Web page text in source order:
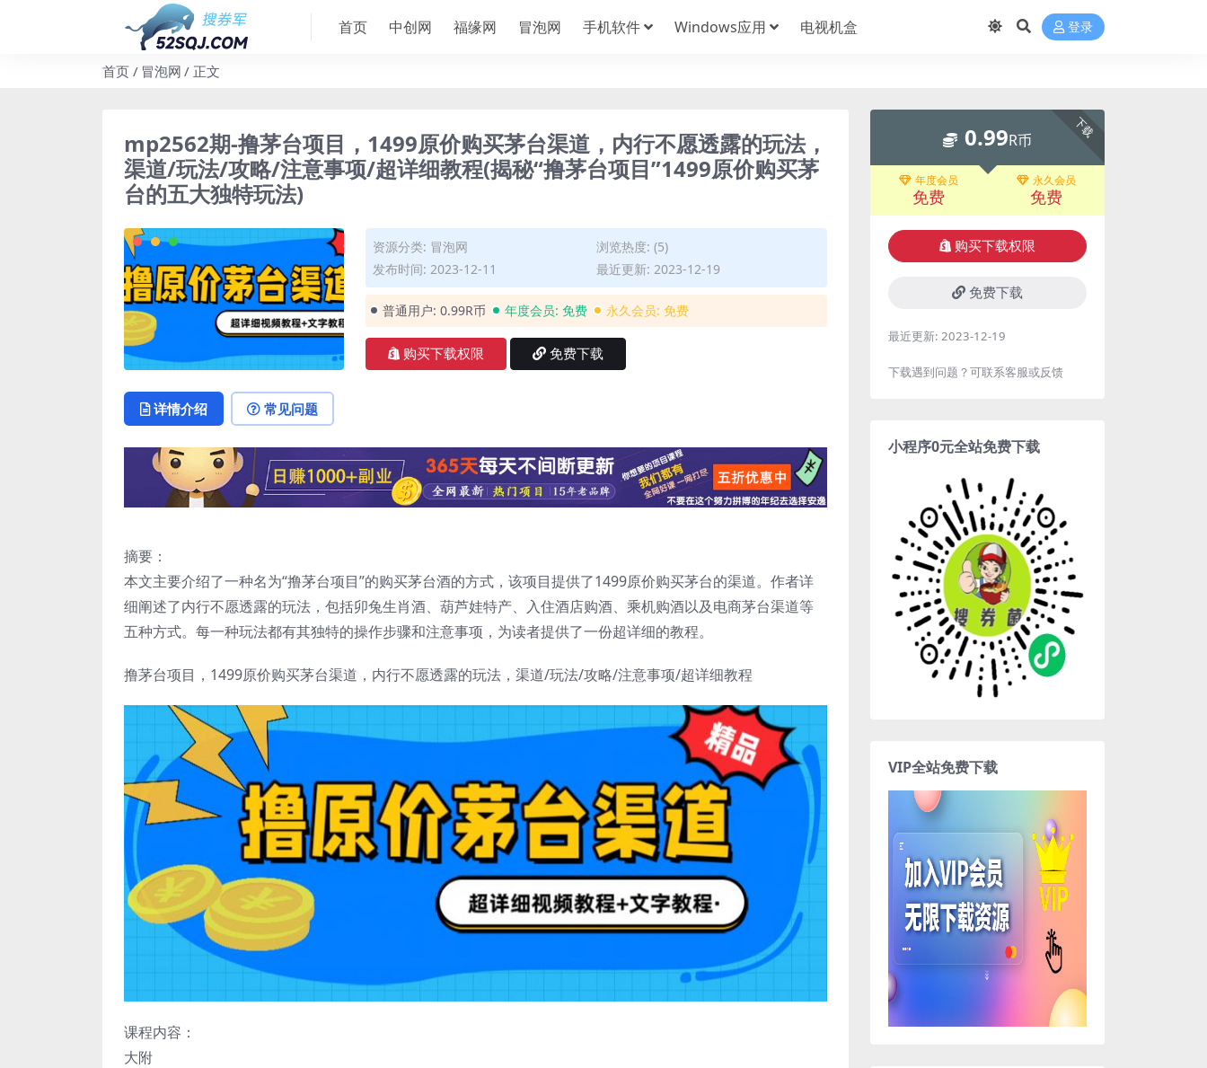
首页 中创网 福缘网 冒泡网 手机软件 Windows应用 电视机盒 登录
首页 冒泡网 正文
mp2562期-撸茅台项目，1499原价购买茅台渠道，内行不愿透露的玩法，
渠道/玩法/攻略/注意事项/超详细教程(揭秘“撸茅台项目”1499原价购买茅
台的五大独特玩法)
资源分类: 冒泡网
浏览热度: (5)
发布时间: 2023-12-11
最近更新: 2023-12-19
普通用户: 0.99R币 年度会员: 免费 永久会员: 免费
购买下载权限 免费下载
详情介绍 常见问题
摘要：
本文主要介绍了一种名为“撸茅台项目”的购买茅台酒的方式，该项目提供了1499原价购买茅台的渠道。作者详
细阐述了内行不愿透露的玩法，包括卯兔生肖酒、葫芦娃特产、入住酒店购酒、乘机购酒以及电商茅台渠道等
五种方式。每一种玩法都有其独特的操作步骤和注意事项，为读者提供了一份超详细的教程。
撸茅台项目，1499原价购买茅台渠道，内行不愿透露的玩法，渠道/玩法/攻略/注意事项/超详细教程
课程内容：
大附
下载
0.99R币
年度会员
免费
永久会员
免费
购买下载权限
免费下载
最近更新: 2023-12-19
下载遇到问题？可联系客服或反馈
小程序0元全站免费下载
VIP全站免费下载